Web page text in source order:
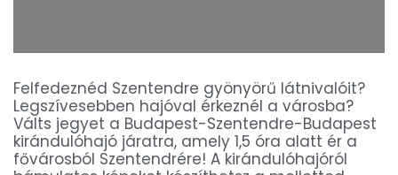
Felfedeznéd Szentendre gyönyörű látnivalóit?
Legszívesebben hajóval érkeznél a városba?
Válts jegyet a Budapest-Szentendre-Budapest
kirándulóhajó járatra, amely 1,5 óra alatt ér a
fővárosból Szentendrére! A kirándulóhajóról